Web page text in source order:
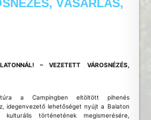
VÁSÁRLÁS,
– VEZETETT VÁROSNÉZÉS,
a Campingben eltöltött pihenés
idegenvezető lehetőséget nyújt a Balaton
történetének megismerésére,